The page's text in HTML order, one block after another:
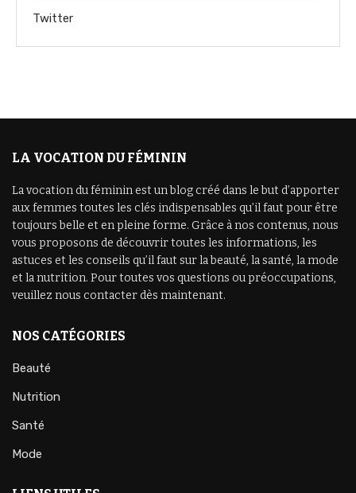
Twitter
LA VOCATION DU FÉMININ
La vocation du féminin est un blog créé dans le but d’apporter
aux femmes toutes les clés indispensables qu’il faut pour être
toujours belle et en pleine forme. Grâce à nos contenus, nous
vous proposons de découvrir toutes les informations, les
astuces et les conseils qu’il faut sur la beauté, la santé, la mode
et la nutrition. Pour toutes vos questions ou préoccupations,
veuillez nous contacter dès maintenant.
NOS CATÉGORIES
Beauté
Nutrition
Santé
Mode